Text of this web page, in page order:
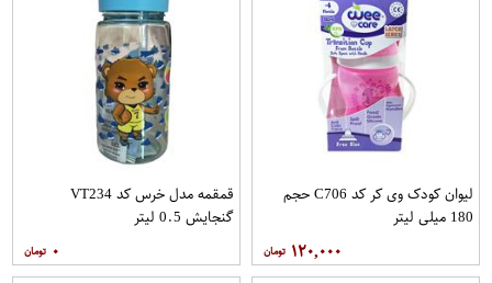
لیوان کودک وی کر کد C706 حجم
180 میلی لیتر
۱۲۰,۰۰۰
قمقمه مدل خرس کد VT234
گنجایش 0.5 لیتر
۰